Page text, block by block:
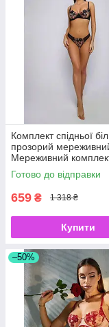
Комплект спідньої
прозорий мереживний
Мереживний
Квітковий —
трусики чорний S
Готово до відправки
659 ₴ 1 318 ₴
Купити
–50%